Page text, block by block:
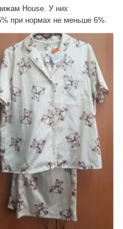
House. У них
при нормах не меньше 6%.